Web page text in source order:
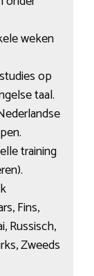
weken
op
taal.
training
Fins,
Russisch,
Zweeds